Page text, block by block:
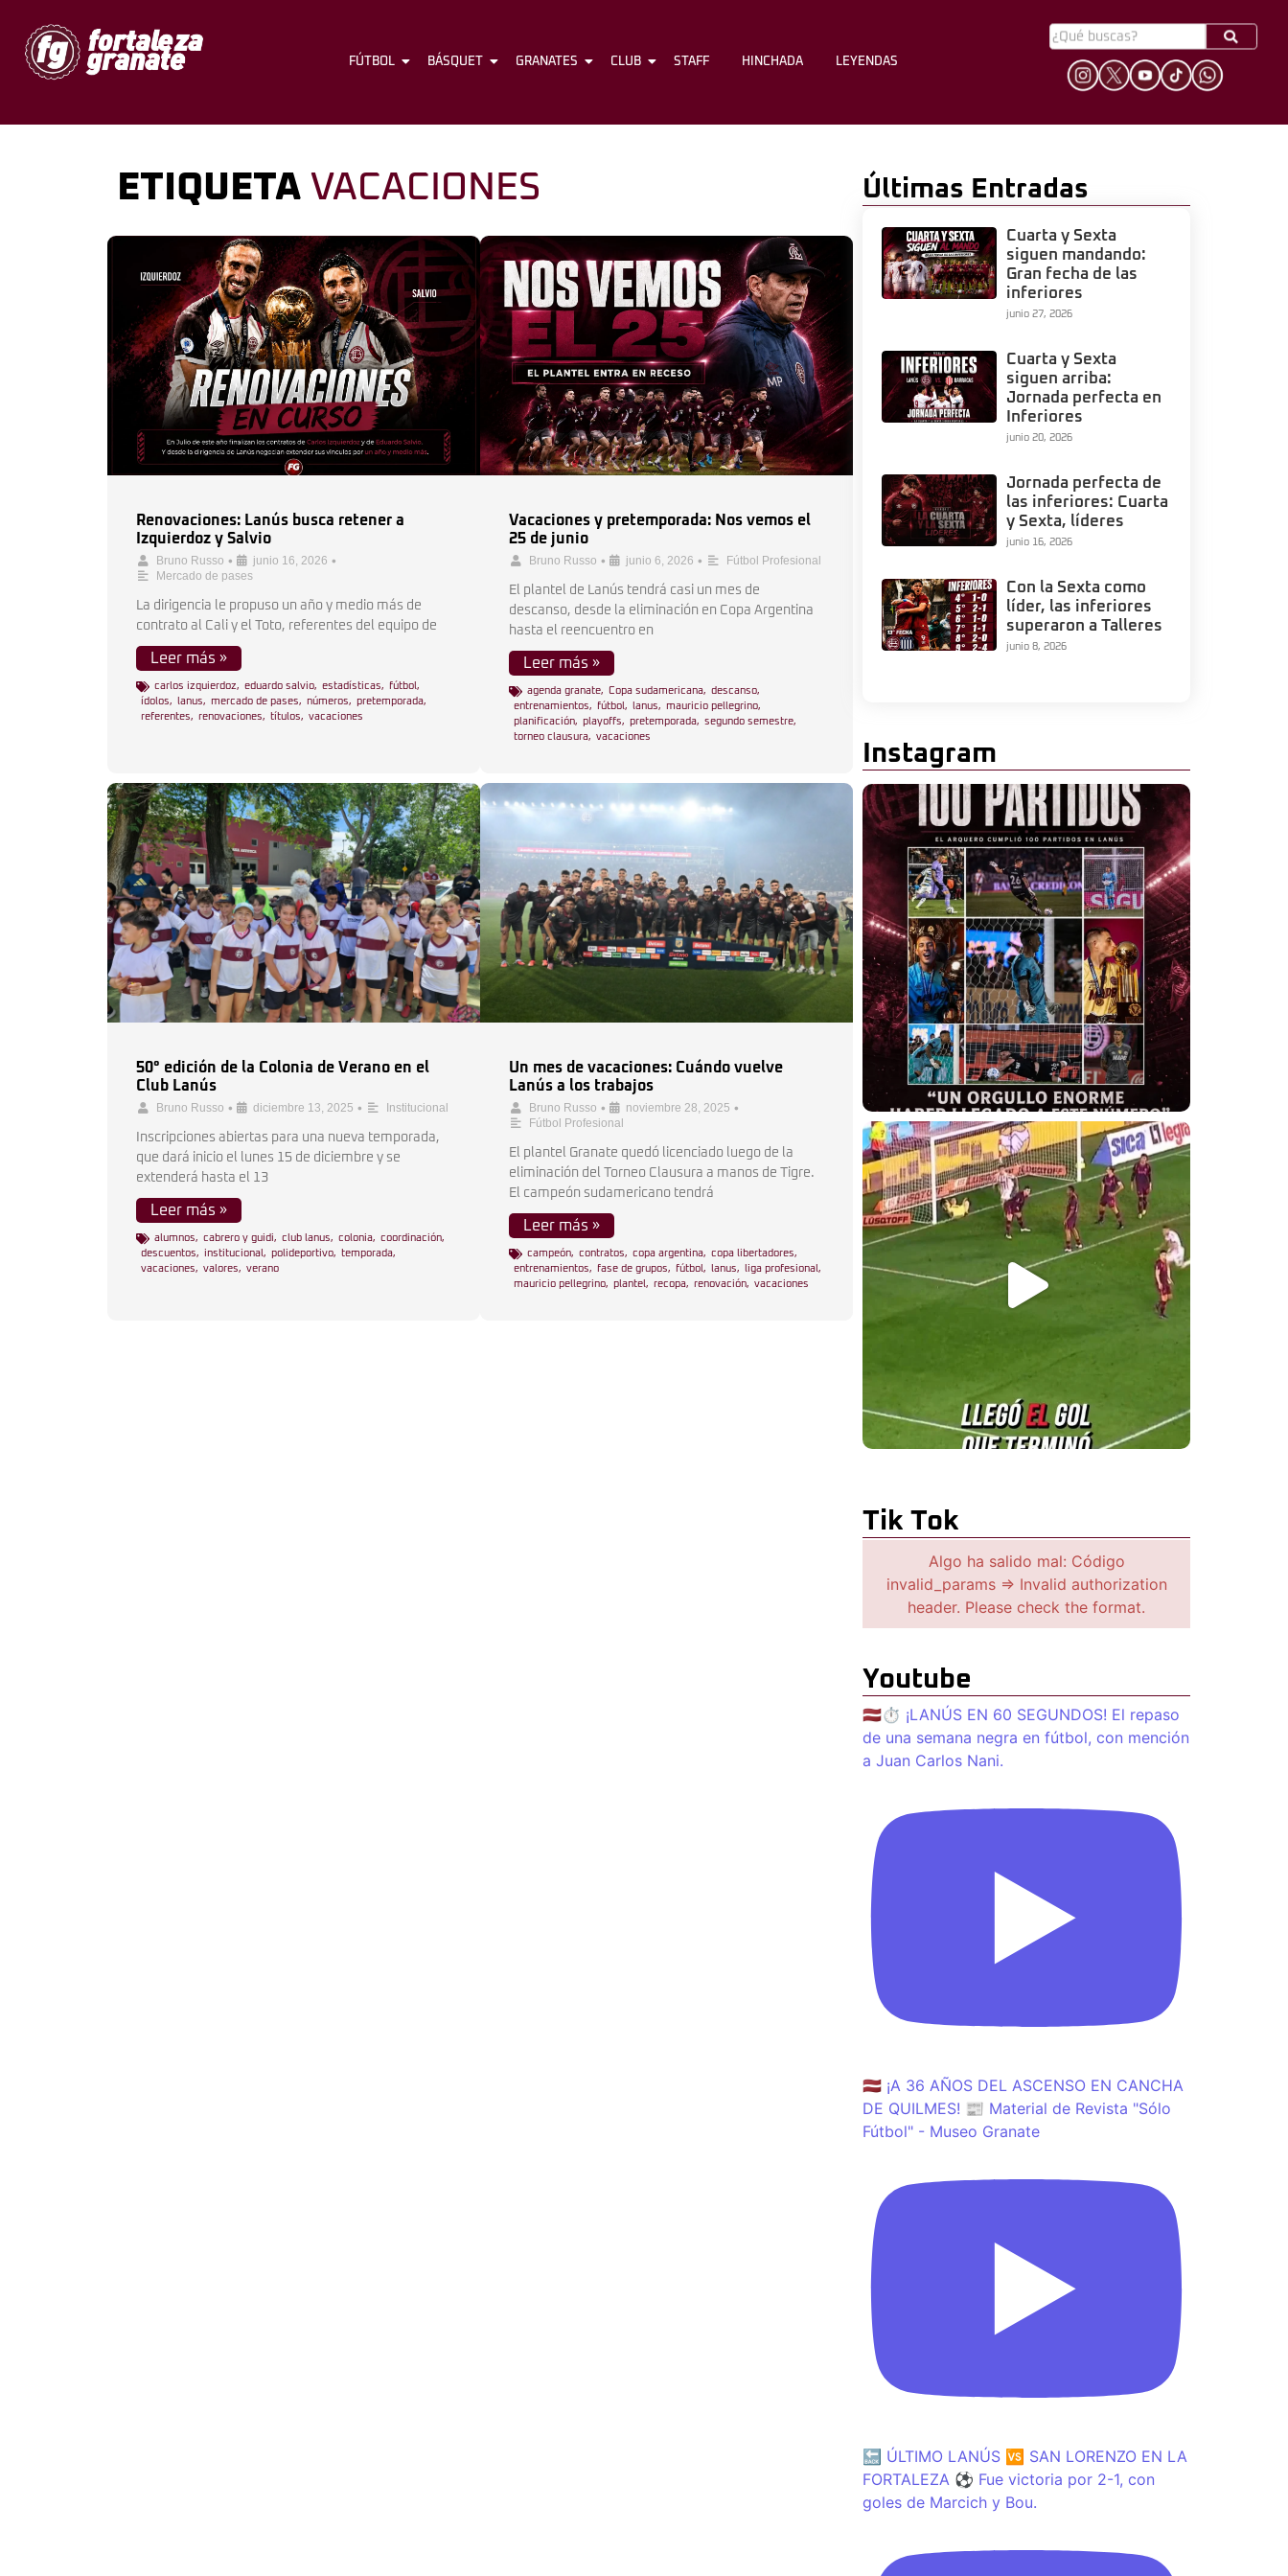
FÚTBOL BÁSQUET GRANATES CLUB STAFF HINCHADA
FÚTBOL BÁSQUET GRANATES CLUB STAFF HINCHADA LEYENDAS
ETIQUETA VACACIONES
Renovaciones: Lanús busca retener a
Izquierdoz y Salvio
Bruno Russo • junio 16, 2026 •
Mercado de pases
La dirigencia le propuso un año y medio más de
contrato al Cali y el Toto, referentes del equipo de
Leer más »
carlos izquierdoz, eduardo salvio, estadísticas, fútbol ,
ídolos, lanus, mercado de pases, números, pretemporada,
referentes, renovaciones, títulos, vacaciones
Vacaciones y pretemporada: Nos vemos el
25 de junio
Bruno Russo • junio 6, 2026 • Fútbol Profesional
El plantel de Lanús tendrá casi un mes de
descanso, desde la eliminación en Copa Argentina
hasta el reencuentro en
Leer más »
agenda granate, Copa sudamericana, descanso,
entrenamientos, fútbol , lanus, mauricio pellegrino,
planificación, playoffs, pretemporada, segundo semestre,
torneo clausura, vacaciones
50° edición de la Colonia de Verano en el
Club Lanús
Bruno Russo • diciembre 13, 2025 • Institucional
Inscripciones abiertas para una nueva temporada,
que dará inicio el lunes 15 de diciembre y se
extenderá hasta el 13
Leer más »
alumnos, cabrero y guidi, club lanus, colonia, coordinación,
descuentos, institucional , polideportivo, temporada,
vacaciones, valores, verano
Un mes de vacaciones: Cuándo vuelve
Lanús a los trabajos
Bruno Russo • noviembre 28, 2025 •
Fútbol Profesional
El plantel Granate quedó licenciado luego de la
eliminación del Torneo Clausura a manos de Tigre.
El campeón sudamericano tendrá
Leer más »
campeón, contratos, copa argentina, copa libertadores,
entrenamientos, fase de grupos, fútbol , lanus, liga profesional ,
mauricio pellegrino, plantel , recopa, renovación, vacaciones
Últimas Entradas
Cuarta y Sexta
siguen mandando:
Gran fecha de las
inferiores
junio 27, 2026
Cuarta y Sexta
siguen arriba:
Jornada perfecta en
Inferiores
junio 20, 2026
Jornada perfecta de
las inferiores: Cuarta
y Sexta, líderes
junio 16, 2026
Con la Sexta como
líder, las inferiores
superaron a Talleres
junio 8, 2026
Instagram
Tik Tok
Algo ha salido mal: Código
invalid_params => Invalid authorization
header. Please check the format.
Youtube
🇱🇻⏱️ ¡LANÚS EN 60 SEGUNDOS! El repaso
de una semana negra en fútbol, con mención
a Juan Carlos Nani.
🇱🇻 ¡A 36 AÑOS DEL ASCENSO EN CANCHA
DE QUILMES! 📰 Material de Revista "Sólo
Fútbol" - Museo Granate
🔙 ÚLTIMO LANÚS 🆚 SAN LORENZO EN LA
FORTALEZA ⚽️ Fue victoria por 2-1, con
goles de Marcich y Bou.